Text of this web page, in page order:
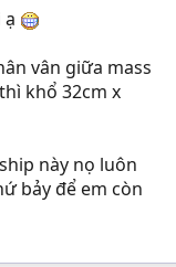
ạ
vân giữa mass
khổ 32cm x
này nọ luôn
bảy để em còn